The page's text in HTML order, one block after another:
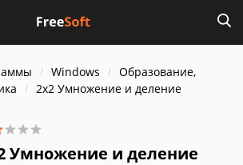
Windows
Образование,
2x2 Умножение и деление
Умножение и деление